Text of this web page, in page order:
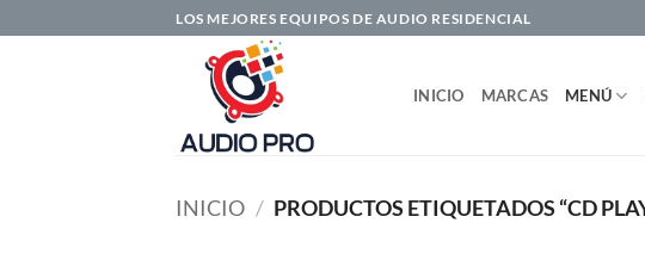
al
LOS MEJORES EQUIPOS DE AUDIO RESIDENCIAL
INICIO MARCAS MENÚ
INICIO / PRODUCTOS ETIQUETADOS “CD